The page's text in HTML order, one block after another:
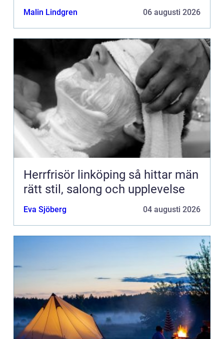
Malin Lindgren 06 augusti 2026
Herrfrisör linköping så hittar män
rätt stil, salong och upplevelse
Eva Sjöberg 04 augusti 2026